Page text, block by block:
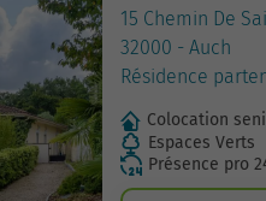
15 Chemin De
32000 - Auch
Résidence
Colocation
Espaces Verts
Présence pro